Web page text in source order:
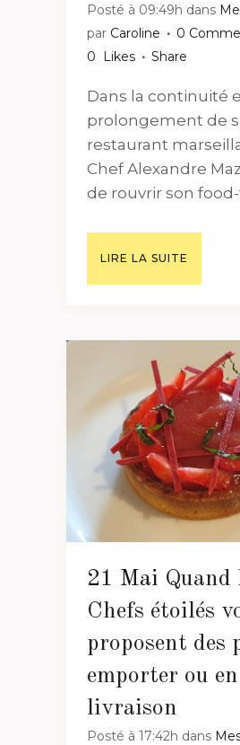
Posté à 09:49h dans
par Caroline
0
0
Likes Share
Dans la continuité
prolongement de
restaurant
Chef Alexandre
de rouvrir son food-
LIRE LA SUITE
21 Mai Quand
Chefs étoilés
proposent des
emporter ou en
livraison
Posté à 17:42h dans